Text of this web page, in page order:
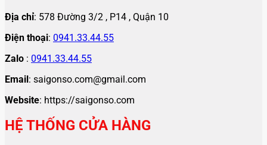
Địa chỉ: 578 Đường 3/2 , P14 , Quận 10
Điện thoại: 0941.33.44.55
Zalo : 0941.33.44.55
Email: saigonso.com@gmail.com
Website: https://saigonso.com
HỆ THỐNG CỬA HÀNG